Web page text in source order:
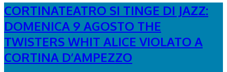
CORTINATEATRO SI TINGE DI JAZZ:
DOMENICA 9 AGOSTO THE
TWISTERS WHIT ALICE VIOLATO A
CORTINA D’AMPEZZO